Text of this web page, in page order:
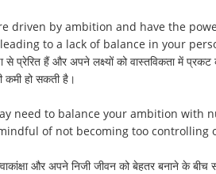
driven by ambition and have the
to a lack of balance in your
से प्रेरित हैं और अपने लक्ष्यों को वास्तविकता में
हो सकती है।
need to balance your ambition with
of not becoming too
और अपने निजी जीवन को बेहतर बनाने के